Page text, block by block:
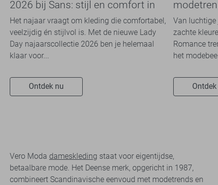
2026 bij Sans: stijl en comfort in
travelkwaliteit
Het najaar vraagt om kleding die comfortabel,
veelzijdig én stijlvol is. Met de nieuwe Lady
Day najaarscollectie 2026 ben je helemaal
klaar voor...
Ontdek nu
overal
Van luchtige
zachte
Romance
het
Vero Moda dameskleding staat voor eigentijdse,
betaalbare mode. Het Deense merk, opgericht in 1987,
combineert Scandinavische eenvoud met modetrends en